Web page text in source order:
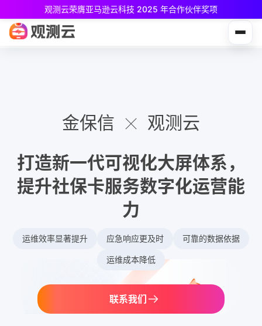
观测云荣膺亚马逊云科技 2025 年合作伙伴奖项
金保信
观测云
打造新一代可视化大屏体系，
提升社保卡服务数字化运营能
力
运维效率显著提升 应急响应更及时 可靠的数据依据
运维成本降低
联系我们